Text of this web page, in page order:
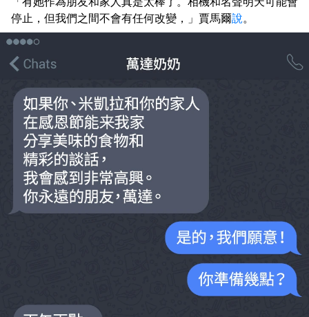
停止，但我們之間不會有任何改變，」賈馬爾說。